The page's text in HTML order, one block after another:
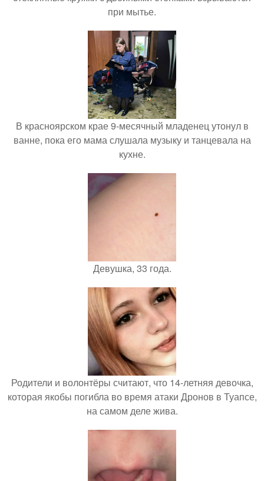
при мытье.
В красноярском крае 9-месячный младенец утонул в
ванне, пока его мама слушала музыку и танцевала на
кухне.
Девушка, 33 года.
Родители и волонтёры считают, что 14-летняя девочка,
которая якобы погибла во время атаки Дронов в Туапсе,
на самом деле жива.